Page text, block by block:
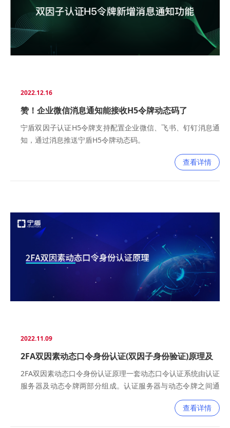
2022.12.16
赞！企业微信消息通知能接收H5令牌动态码了
宁盾双因子认证H5令牌支持配置企业微信、飞书、钉钉消息通
知，通过消息推送宁盾H5令牌动态码。
查看详情
2022.11.09
2FA双因素动态口令身份认证(双因子身份验证)原理及
登录场景
2FA双因素动态口令身份认证原理一套动态口令认证系统由认证
服务器及动态令牌两部分组成。认证服务器与动态令牌之间通
过"令牌种子"将两者进行关联，"令牌种子"将两者进行关
联，"令牌种子"与时钟（服务器、手机皆有内置时间）通过国
查看详情